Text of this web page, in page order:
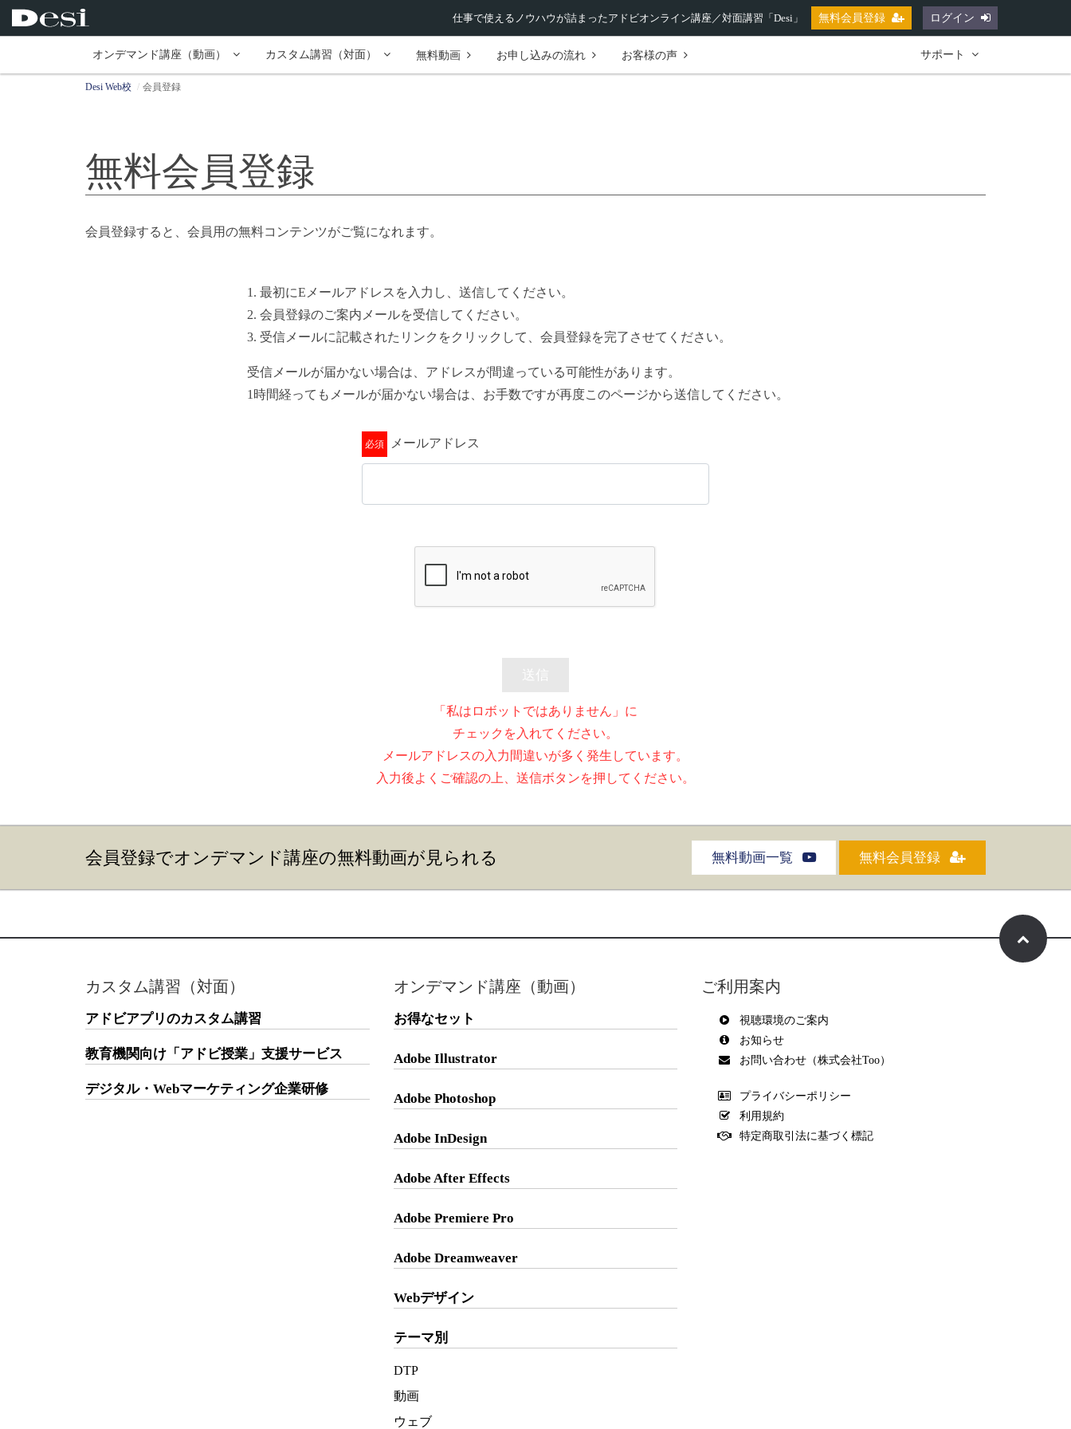
仕事で使えるノウハウが詰まったアドビオンライン講座／対面講習「Desi」 無料会員登録 ログイン
オンデマンド講座（動画） カスタム講習（対面） 無料動画 お申し込みの流れ お客様の声 サポート
Desi Web校 会員登録
無料会員登録
会員登録すると、会員用の無料コンテンツがご覧になれます。
1. 最初にEメールアドレスを入力し、送信してください。
2. 会員登録のご案内メールを受信してください。
3. 受信メールに記載されたリンクをクリックして、会員登録を完了させてください。
受信メールが届かない場合は、アドレスが間違っている可能性があります。
1時間経ってもメールが届かない場合は、お手数ですが再度このページから送信してください。
メールアドレス
「私はロボットではありません」に
チェックを入れてください。
メールアドレスの入力間違いが多く発生しています。
入力後よくご確認の上、送信ボタンを押してください。
会員登録でオンデマンド講座の無料動画が見られる 無料動画一覧 無料会員登録
カスタム講習（対面）
アドビアプリのカスタム講習
教育機関向け「アドビ授業」支援サービス
デジタル・Webマーケティング企業研修
オンデマンド講座（動画）
お得なセット
Adobe Illustrator
Adobe Photoshop
Adobe InDesign
Adobe After Effects
Adobe Premiere Pro
Adobe Dreamweaver
Webデザイン
テーマ別
DTP
動画
ウェブ
ご利用案内
視聴環境のご案内
お知らせ
お問い合わせ（株式会社Too）
プライバシーポリシー
利用規約
特定商取引法に基づく標記